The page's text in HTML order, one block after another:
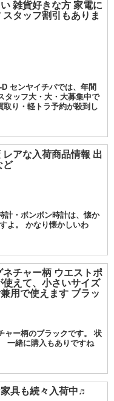
雑貨好きな方 家電に
タッフ割引もありま
センヤイチバでは、年間
タッフ大・大・大募集中で
り・軽トラ予約が殺到し
レアな入荷商品情報 出
ど
計・ボンボン時計は、懐か
よ。 かなり懐かしいわ
ネチャー柄 ウエストポ
使えて、小さいサイズ
用で使えます ブラッ
ャー柄のブラックです。 状
一緒に購入もありですね
具も続々入荷中♬